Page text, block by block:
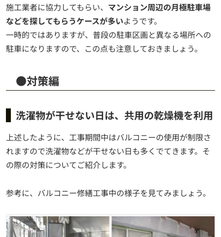
施工業者に協力してもらい、 マンション周辺の月極駐車場
などを探してもらうケースが多いようです。
一時的ではありますが、普段の駐車区画と異なる場所への
駐車になりますので、この点も注意しておきましょう。
●対策編
洗濯物が干せない日は、共用の乾燥機を利用
上述したように、工事期間中はバルコニーの使用が制限さ
れますので洗濯物などが干せない日も多くでてきます。そ
の際の対策についてご紹介します。
参考に、バルコニー修繕工事中の様子を見てみましょう。